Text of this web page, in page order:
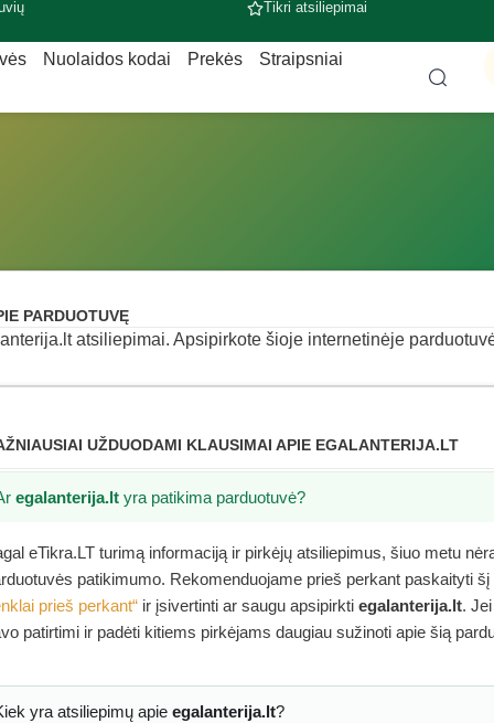
Tikri atsiliepimai
Nuolaidos kodai Prekės Straipsniai
PARDUOTUVĘ
atsiliepimai. Apsipirkote šioje internetinėje
UŽDUODAMI KLAUSIMAI APIE EGALANTERIJA.LT
egalanterija.lt yra patikima parduotuvė?
eTikra.LT turimą informaciją ir pirkėjų atsiliepimus, šiuo metu
patikimumo. Rekomenduojame prieš perkant paskaityti šį
prieš perkant“ ir įsivertinti ar saugu apsipirkti egalanterija.lt.
patirtimi ir padėti kitiems pirkėjams daugiau sužinoti apie šią
yra atsiliepimų apie egalanterija.lt?